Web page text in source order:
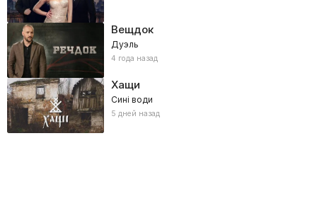
Вещдок
Дуэль
4 года назад
Хащи
Сині води
5 дней назад